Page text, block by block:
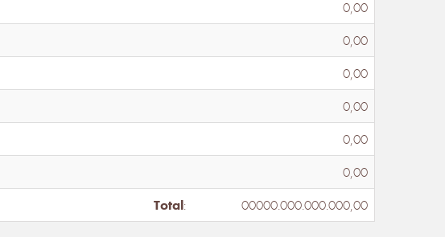
0,00
0,00
0,00
0,00
0,00
0,00
Total: 00000.000.000.000,00